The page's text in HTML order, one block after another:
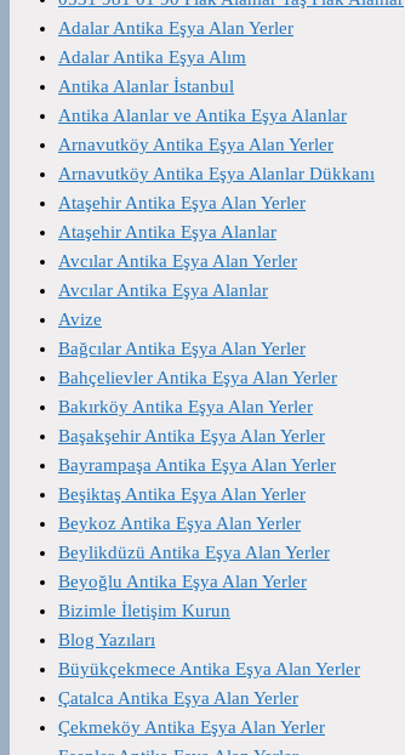
Adalar Antika Eşya Alan Yerler
Adalar Antika Eşya Alım
Antika Alanlar İstanbul
Antika Alanlar ve Antika Eşya Alanlar
Arnavutköy Antika Eşya Alan Yerler
Arnavutköy Antika Eşya Alanlar Dükkanı
Ataşehir Antika Eşya Alan Yerler
Ataşehir Antika Eşya Alanlar
Avcılar Antika Eşya Alan Yerler
Avcılar Antika Eşya Alanlar
Avize
Bağcılar Antika Eşya Alan Yerler
Bahçelievler Antika Eşya Alan Yerler
Bakırköy Antika Eşya Alan Yerler
Başakşehir Antika Eşya Alan Yerler
Bayrampaşa Antika Eşya Alan Yerler
Beşiktaş Antika Eşya Alan Yerler
Beykoz Antika Eşya Alan Yerler
Beylikdüzü Antika Eşya Alan Yerler
Beyoğlu Antika Eşya Alan Yerler
Bizimle İletişim Kurun
Blog Yazıları
Büyükçekmece Antika Eşya Alan Yerler
Çatalca Antika Eşya Alan Yerler
Çekmeköy Antika Eşya Alan Yerler